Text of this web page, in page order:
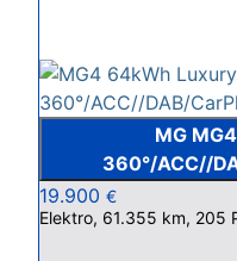
MG
360°/ACC//
19.900 €
Elektro, 61.355 km, 205